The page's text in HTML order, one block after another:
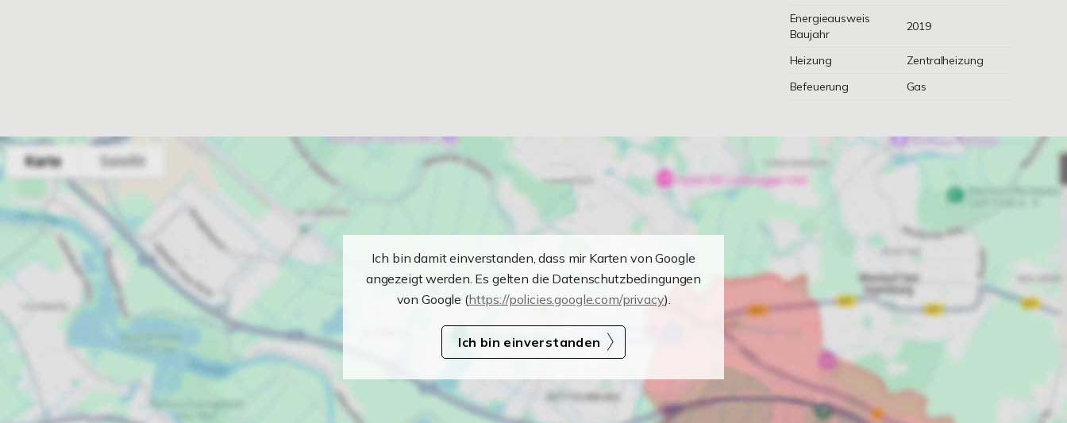
Energieausweis
Baujahr
2019
Heizung
Zentralheizung
Befeuerung
Gas
Ich bin damit einverstanden, dass mir Karten von Google
angezeigt werden. Es gelten die Datenschutzbedingungen
von Google (https://policies.google.com/privacy).
Ich bin einverstanden